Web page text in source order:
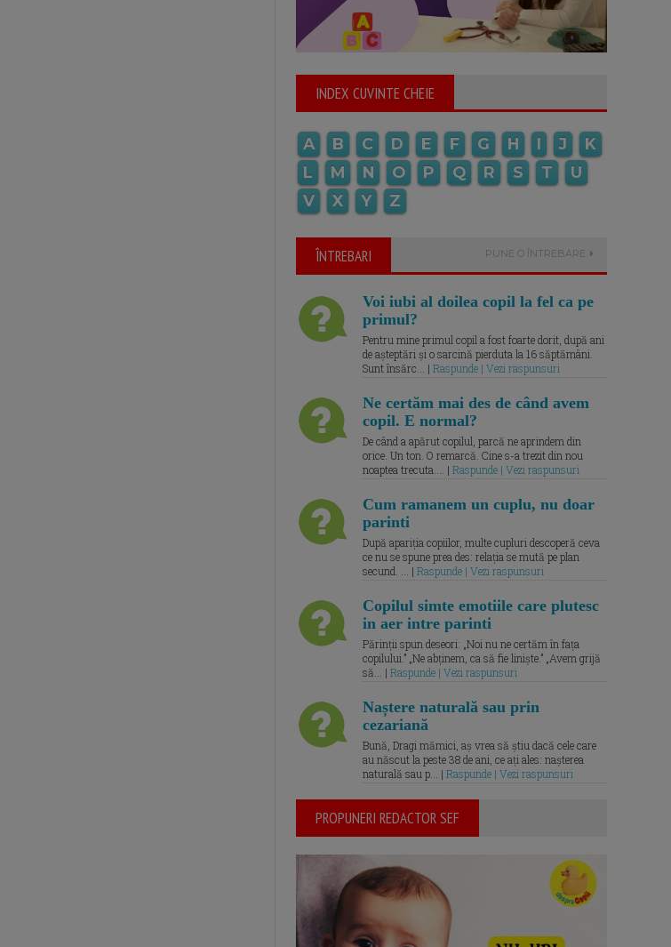
INDEX CUVINTE CHEIE
A B C D E F G H I J
K
L
M N O P Q R S T
U
V
X Y Z
ÎNTREBARI PUNE O ÎNTREBARE
Voi iubi al doilea copil la fel ca pe
primul?
Pentru mine primul copil a fost foarte dorit, după ani
de așteptări și o sarcină pierduta la 16 săptămâni.
Sunt însărc... | Raspunde | Vezi raspunsuri
Ne certăm mai des de când avem
copil. E normal?
De când a apărut copilul, parcă ne aprindem din
orice. Un ton. O remarcă. Cine s-a trezit din nou
noaptea trecuta.... | Raspunde | Vezi raspunsuri
Cum ramanem un cuplu, nu doar
parinti
După apariția copiilor, multe cupluri descoperă ceva
ce nu se spune prea des: relația se mută pe plan
secund. ... | Raspunde | Vezi raspunsuri
Copilul simte emotiile care plutesc
in aer intre parinti
Părinții spun deseori: „Noi nu ne certăm în fața
copilului.” „Ne abținem, ca să fie liniște.” „Avem grijă
să... | Raspunde | Vezi raspunsuri
Naștere naturală sau prin
cezariană
Bună, Dragi mămici, aș vrea să știu dacă cele care
au născut la peste 38 de ani, ce ați ales: nașterea
naturală sau p... | Raspunde | Vezi raspunsuri
PROPUNERI REDACTOR SEF